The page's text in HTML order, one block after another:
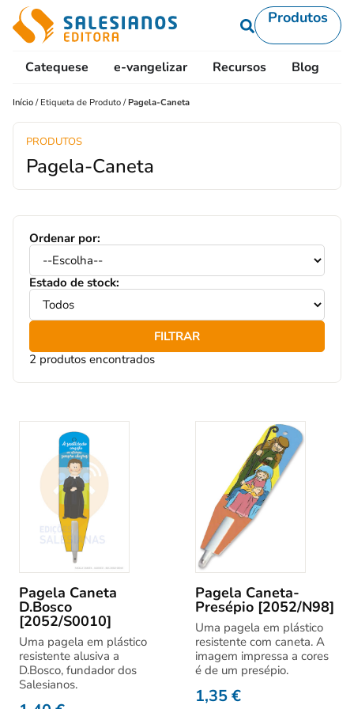
Produtos
Catequese e-vangelizar Recursos Blog
Início / Etiqueta de Produto /Pagela-Caneta
PRODUTOS
Pagela-Caneta
Ordenar por:
Estado de stock:
FILTRAR
2 produtos encontrados
Pagela Caneta
D.Bosco
[2052/S0010]
Uma pagela em plástico
resistente alusiva a
D.Bosco, fundador dos
Salesianos.
Pagela Caneta-
Presépio [2052/N98]
Uma pagela em plástico
resistente com caneta. A
imagem impressa a cores
é de um presépio.
1,35€